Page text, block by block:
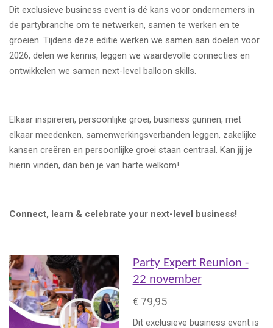
Dit exclusieve business event is dé kans voor ondernemers in
de partybranche om te netwerken, samen te werken en te
groeien. Tijdens deze editie werken we samen aan doelen voor
2026, delen we kennis, leggen we waardevolle connecties en
ontwikkelen we samen next-level balloon skills.
Elkaar inspireren, persoonlijke groei, business gunnen, met
elkaar meedenken, samenwerkingsverbanden leggen, zakelijke
kansen creëren en persoonlijke groei staan centraal. Kan jij je
hierin vinden, dan ben je van harte welkom!
Connect, learn & celebrate your next-level business!
Party Expert Reunion -
22 november
€ 79,95
Dit exclusieve business event is